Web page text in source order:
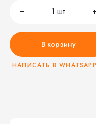
1 шт
В корзину
НАПИСАТЬ В WHATSAPP